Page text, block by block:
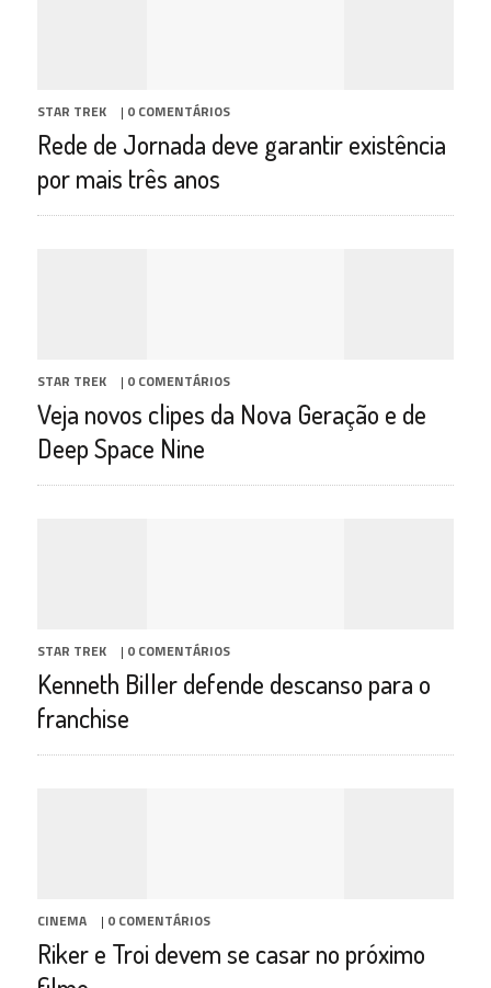
STAR TREK | 0 COMENTÁRIOS
Rede de Jornada deve garantir existência
por mais três anos
STAR TREK | 0 COMENTÁRIOS
Veja novos clipes da Nova Geração e de
Deep Space Nine
STAR TREK | 0 COMENTÁRIOS
Kenneth Biller defende descanso para o
franchise
CINEMA | 0 COMENTÁRIOS
Riker e Troi devem se casar no próximo